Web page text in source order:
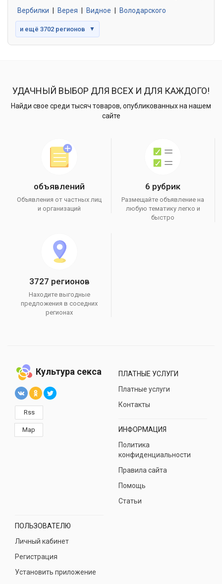
Вербилки
Верея Видное Володарского
и ещё 3702 регионов ▼
УДАЧНЫЙ ВЫБОР ДЛЯ ВСЕХ И ДЛЯ КАЖДОГО!
Найди свое среди тысяч товаров, опубликованных на нашем
сайте
объявлений
Объявления от частных лиц
и организаций
6 рубрик
Размещайте объявление на
любую тематику легко и
быстро
3727 регионов
Находите выгодные
предложения в соседних
регионах
Культура секса
Rss
Map
ПЛАТНЫЕ УСЛУГИ
Платные услуги
Контакты
ИНФОРМАЦИЯ
Политика
конфиденциальности
Правила сайта
Помощь
Статьи
ПОЛЬЗОВАТЕЛЮ
Личный кабинет
Регистрация
Установить приложение